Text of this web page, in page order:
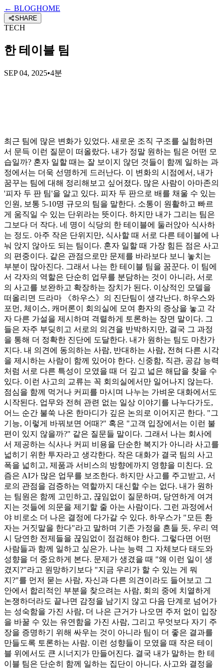
← BLOGHOME
SHARE
TECH
한 테이블 팀
SEP 04, 2025•4분
최근 팀에 많은 변화가 있었다. 새로운 조직 구조를 실험하면
서 문득 이런 질문이 떠올랐다. 내가 정말 원하는 팀은 어떤 모
습일까? 혼자 일할 때는 잘 보이지 않던 것들이 함께 일하는 과
정에서는 더욱 선명하게 드러난다. 이 변화의 시점에서, 내가
꿈꾸는 팀에 대해 정리해보고 싶어졌다. 많은 사람이 아마존의
'피자 두 판 팀'을 알고 있다. 피자 두 판으로 배를 채울 수 있는
인원, 보통 5-10명 규모의 팀을 말한다. 소통이 원활하고 빠르
게 움직일 수 있는 단위라는 뜻이다. 하지만 내가 그리는 팀은
그보다 더 작다. 네 명이 식당의 한 테이블에 둘러앉아 식사하
는 정도. 아주 작은 단위지만, 식사할 때 서로 다른 테이블에 나
눠 앉지 않아도 되는 팀이다. 혼자 일할 때 가장 힘든 점은 사고
의 편중이다. 같은 관점으로만 문제를 바라보다 보니 놓치는
부분이 많아진다. 그래서 나는 한 테이블 팀을 꿈꾼다. 이 팀에
서 각자의 역할은 단순히 업무를 분담하는 것이 아니라, 서로
의 사고를 보완하고 확장하는 장치가 된다. 이상적인 모델을
떠올리면 드라마 《하우스》의 진단팀이 생각난다. 하우스와
포먼, 체이스, 캐머론이 회의실에 모여 환자의 증상을 놓고 각
자 다른 가설을 제시하며 격렬하게 토론하는 장면 말이다. 그
들은 자주 부딪히고 서로의 의견을 반박하지만, 결국 그 과정
을 통해 더 정확한 진단에 도달한다. 내가 원하는 팀도 마찬가
지다. 내 의견에 동의하는 사람, 반대하는 사람, 전혀 다른 시각
을 제시하는 사람이 함께 있어야 한다. 신중함, 직관, 공감 능력
처럼 서로 다른 특성이 모였을 때 더 깊고 넓은 해답을 찾을 수
있다. 이런 사고의 교류는 꼭 회의실에서만 일어나지 않는다.
점심을 함께 먹거나 커피를 마시며 나누는 가벼운 대화에서도
시작된다. 업무와 전혀 관련 없는 일상 이야기를 나누다가도,
어느 순간 불쑥 나온 한마디가 깊은 논의로 이어지곤 한다. "그
기능, 이렇게 바꿔보면 어때?" 혹은 "고객 입장에서는 이런 불
편이 있지 않을까?" 같은 질문들 말이다. 그래서 나는 회사에
서 제공하는 식사나 커피 비용을 단순한 복지가 아니라 사고를
넓히기 위한 투자라고 생각한다. 작은 대화가 결국 팀의 사고
폭을 넓히고, 제품과 서비스의 방향에까지 영향을 미친다. 요
즘은 AI가 많은 업무를 보조한다. 하지만 사고를 주고받고, 서
로의 관점을 검증하는 역할까지 대신할 수는 없다. 내가 원하
는 팀원은 함께 고민하고, 끊임없이 질문하며, 당연하게 여겨
지는 것들에 의문을 제기할 줄 아는 사람이다. 그런 과정에서
야 비로소 더 나은 결정에 다가갈 수 있다. 하우스가 "모든 환
자는 거짓말을 한다"라고 말하며 기존 가정을 흔들 듯, 우리 역
시 당연한 전제들을 끊임없이 점검해야 한다. 그렇다면 어떤
사람들과 함께 일하고 싶은가. 나는 능력 그 자체보다 태도와
성향을 더 중요하게 본다. 문제가 생겼을 때 "왜 이런 일이 생
겼지?"라고 원망하기보다 "지금 우리가 할 수 있는 게 뭐
지?"를 먼저 묻는 사람, 자신과 다른 의견이라도 들어보고 그
안에서 합리적인 부분을 찾으려는 사람, 회의 중에 치열하게
논쟁하더라도 끝나면 감정을 남기지 않고 다음 단계로 넘어가
는 성숙함을 가진 사람, 더 나은 근거가 나오면 주저 없이 입장
을 바꿀 수 있는 유연함을 가진 사람, 그리고 무엇보다 자기 주
장을 증명하기 위해 싸우는 것이 아니라 팀이 더 좋은 결과를
만들도록 토론하는 사람. 이런 성향들이 모였을 때 작은 테이
블 위에서도 큰 시너지가 만들어진다. 결국 내가 말하는 한 테
이블 팀은 단순히 함께 일하는 집단이 아니다. 사고와 결정을